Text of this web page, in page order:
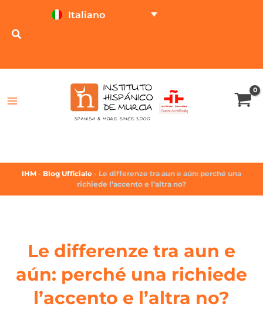
Italiano
IHM - Blog Ufficiale - Le differenze tra aun e aún: perché una
richiede l’accento e l’altra no?
Le differenze tra aun e
aún: perché una richiede
l’accento e l’altra no?